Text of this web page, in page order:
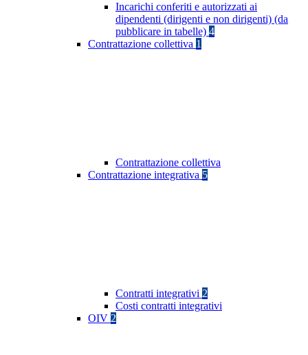
Incarichi conferiti e autorizzati ai
dipendenti (dirigenti e non dirigenti) (da
pubblicare in tabelle) 4
Contrattazione collettiva 1
Contrattazione collettiva
Contrattazione integrativa 5
Contratti integrativi 2
Costi contratti integrativi
OIV 2